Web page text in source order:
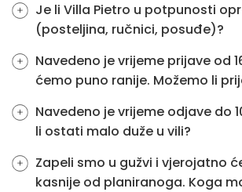
Je li Villa Pietro u potpunosti
(posteljina, ručnici, posuđe)?
Navedeno je vrijeme prijave od
ćemo puno ranije. Možemo li
Navedeno je vrijeme odjave do
li ostati malo duže u vili?
Zapeli smo u gužvi i vjerojatno
kasnije od planiranoga. Koga